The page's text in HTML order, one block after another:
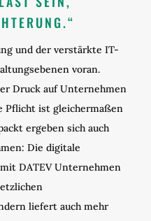
und der verstärkte IT-
voran.
Druck auf Unternehmen
Pflicht ist gleichermaßen
ergeben sich auch
Die digitale
DATEV Unternehmen
liefert auch mehr